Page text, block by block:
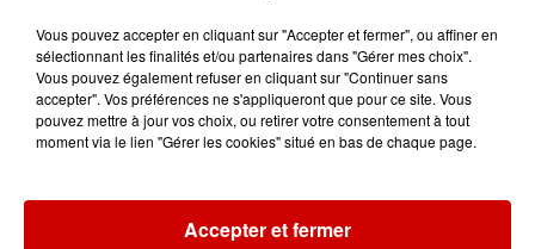
bénéficiaires, a annoncé jeudi le Premier ministre,
Jean Castex.
La Garantie jeunes propose une allocation mensuelle
(d'un montant maximal de 484 euros) et un
"ni en emploi ni en études ni en formation" et "en
Vous pouvez accepter en cliquant sur "Accepter et fermer", ou affiner en
sélectionnant les finalités et/ou partenaires dans "Gérer mes choix".
Vous pouvez également refuser en cliquant sur "Continuer sans
accepter". Vos préférences ne s'appliqueront que pour ce site. Vous
pouvez mettre à jour vos choix, ou retirer votre consentement à tout
moment via le lien "Gérer les cookies" situé en bas de chaque page.
Accepter et fermer